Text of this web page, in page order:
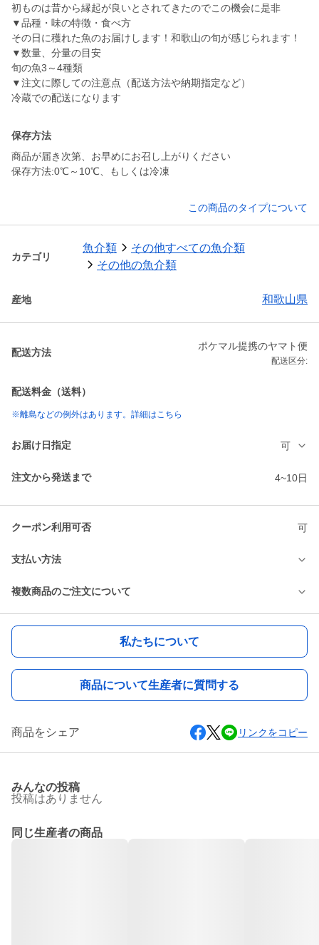
初ものは昔から縁起が良いとされてきたのでこの機会に是非
▼品種・味の特徴・食べ方
その日に穫れた魚のお届けします！和歌山の旬が感じられます！
▼数量、分量の目安
旬の魚3～4種類
▼注文に際しての注意点（配送方法や納期指定など）
保存方法
商品が届き次第、お早めにお召し上がりください
保存方法:0℃～10℃、もしくは冷凍
この商品のタイプについて
カテゴリ
魚介類
その他すべての魚介類
その他の魚介類
産地 和歌山県
配送方法
ポケマル提携のヤマト便
配送区分:
配送料金（送料）
※離島などの例外はあります。詳細はこちら
お届け日指定 可
注文から発送まで 4~10日
クーポン利用可否 可
支払い方法
複数商品のご注文について
私たちについて
商品について生産者に質問する
商品をシェア リンクをコピー
みんなの投稿
投稿はありません
同じ生産者の商品